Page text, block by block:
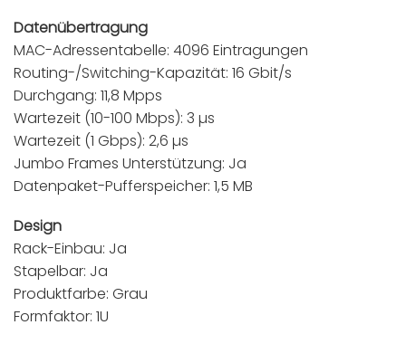
Datenübertragung
MAC-Adressentabelle: 4096 Eintragungen
Routing-/Switching-Kapazität: 16 Gbit/s
Durchgang: 11,8 Mpps
Wartezeit (10-100 Mbps): 3 µs
Wartezeit (1 Gbps): 2,6 µs
Jumbo Frames Unterstützung: Ja
Datenpaket-Pufferspeicher: 1,5 MB
Design
Rack-Einbau: Ja
Stapelbar: Ja
Produktfarbe: Grau
Formfaktor: 1U